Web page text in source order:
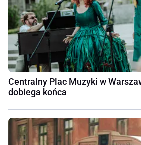
Centralny Plac Muzyki w
dobiega końca